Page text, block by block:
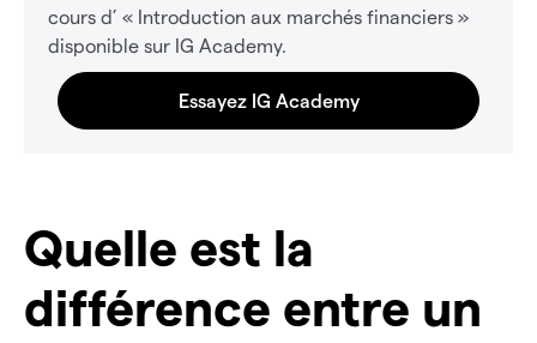
cours d’ « Introduction aux marchés financiers »
disponible sur IG Academy.
Quelle est la
différence entre un